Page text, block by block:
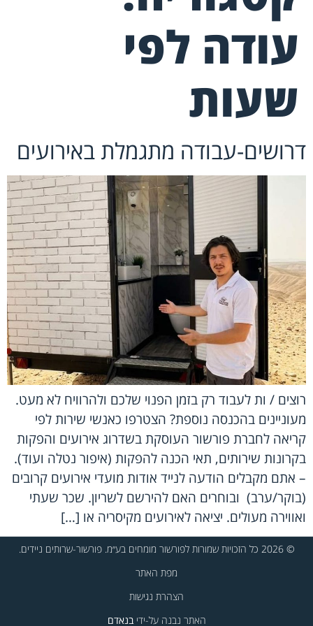
עודה לפי
שעות
דרושים-עבודה מתגמלת באירועים
רוצים / ות לעבוד רק בזמן הפנוי שלכם ולהרוויח לא מעט.
מעוניינים בהכנסה נוספת? הצטרפו כאנשי שירות לפי
קריאה לחברת פורשור העוסקת בשדרוג אירועים והפקות
בקרונות שירותים, תאי הכנה להפקות (איפור נטלה ועוד).
– אתם מקבלים הודעה לנייד אודות מועדי אירועים קרובים
(בוקר/ערב) ובוחרים האם להירשם לשריון. שכר שעתי
ואווירה מעולים. יציאה לאירועים מקיסריה או […]
© 2026 כל הזכויות שמורות לפורשור מומחים בע״מ. פורשור-שרותים ניידים.
מפת האתר
הצהרת נגישות
האתר נבנה על-ידיבנאדם